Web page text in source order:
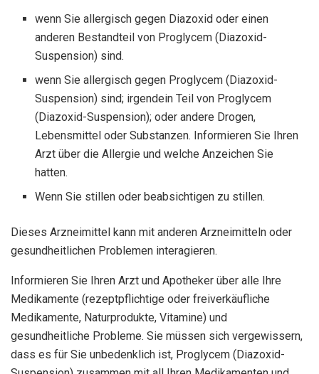
wenn Sie allergisch gegen Diazoxid oder einen
anderen Bestandteil von Proglycem (Diazoxid-
Suspension) sind.
wenn Sie allergisch gegen Proglycem (Diazoxid-
Suspension) sind; irgendein Teil von Proglycem
(Diazoxid-Suspension); oder andere Drogen,
Lebensmittel oder Substanzen. Informieren Sie Ihren
Arzt über die Allergie und welche Anzeichen Sie
hatten.
Wenn Sie stillen oder beabsichtigen zu stillen.
Dieses Arzneimittel kann mit anderen Arzneimitteln oder
gesundheitlichen Problemen interagieren.
Informieren Sie Ihren Arzt und Apotheker über alle Ihre
Medikamente (rezeptpflichtige oder freiverkäufliche
Medikamente, Naturprodukte, Vitamine) und
gesundheitliche Probleme. Sie müssen sich vergewissern,
dass es für Sie unbedenklich ist, Proglycem (Diazoxid-